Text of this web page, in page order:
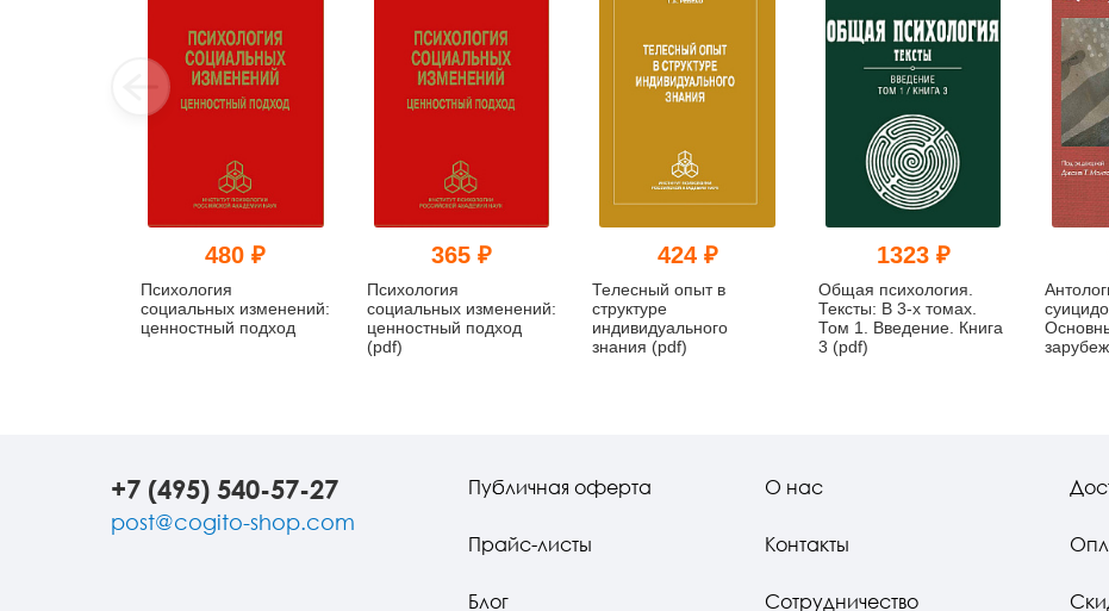
480 ₽
Психология
социальных изменений:
ценностный подход
365 ₽
Психология
социальных изменений:
ценностный подход
(pdf)
424 ₽
Телесный опыт в
структуре
индивидуального
знания (pdf)
1323 ₽
Общая психология.
Тексты: В 3-х томах.
Том 1. Введение. Книга
3 (pdf)
+7 (495) 540-57-27
post@cogito-shop.com
Публичная оферта
Прайс-листы
Блог
О нас
Контакты
Сотрудничество